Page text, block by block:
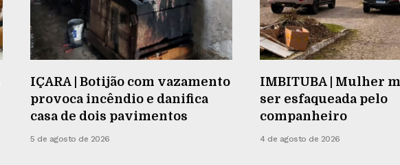
IÇARA | Botijão com vazamento
provoca incêndio e danifica
casa de dois pavimentos
5 de agosto de 2026
IMBITUBA | Mulher
ser esfaqueada pelo
companheiro
4 de agosto de 2026